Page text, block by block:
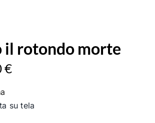
il rotondo morte
€
su tela